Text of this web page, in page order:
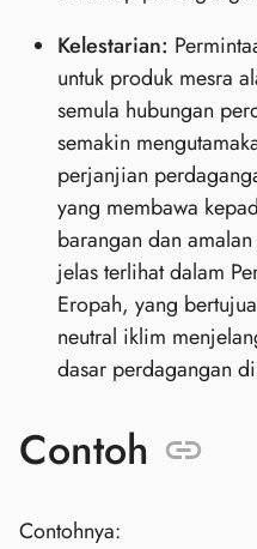
Kelestarian:
untuk produk mesra
semula hubungan
semakin
perjanjian
yang membawa
barangan dan
jelas terlihat dalam
Eropah, yang
neutral iklim
dasar perdagangan
Contoh
Contohnya: